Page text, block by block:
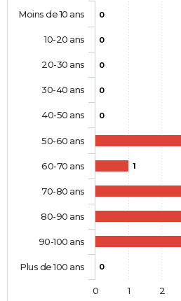
0
0
0
0
0
1
0
Moins de 10 ans
10-20 ans
20-30 ans
30-40 ans
40-50 ans
50-60 ans
60-70 ans
70-80 ans
80-90 ans
90-100 ans
Plus de 100 ans
0 1 2